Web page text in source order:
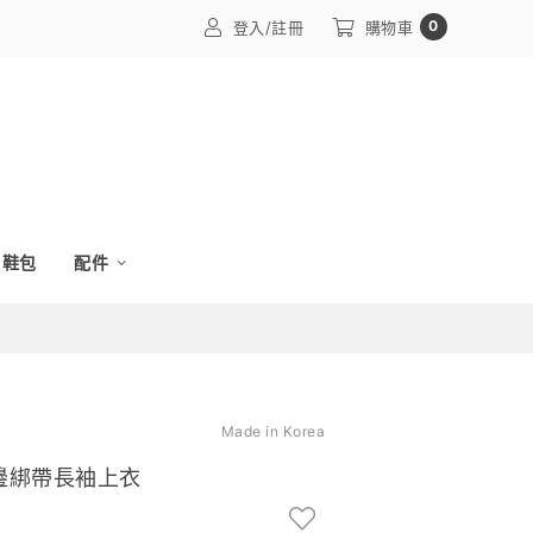
登入/註冊 購物車 0
鞋包 配件
Made in Korea
帶長袖上衣